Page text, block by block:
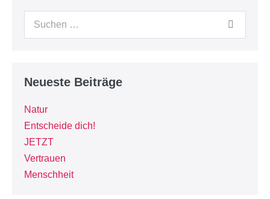
Neueste Beiträge
Natur
Entscheide dich!
JETZT
Vertrauen
Menschheit